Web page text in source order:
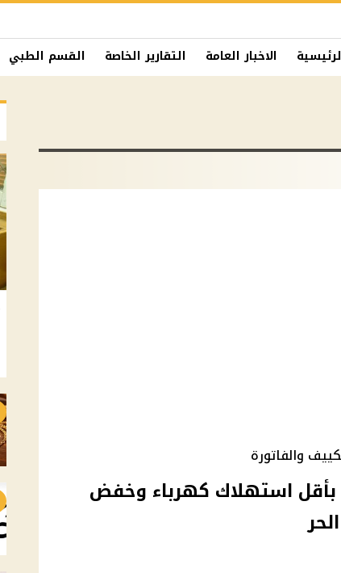
الاخبار العامة التقارير الخاصة القسم الطبي
والفاتورة
بأقل استهلاك كهرباء وخفض